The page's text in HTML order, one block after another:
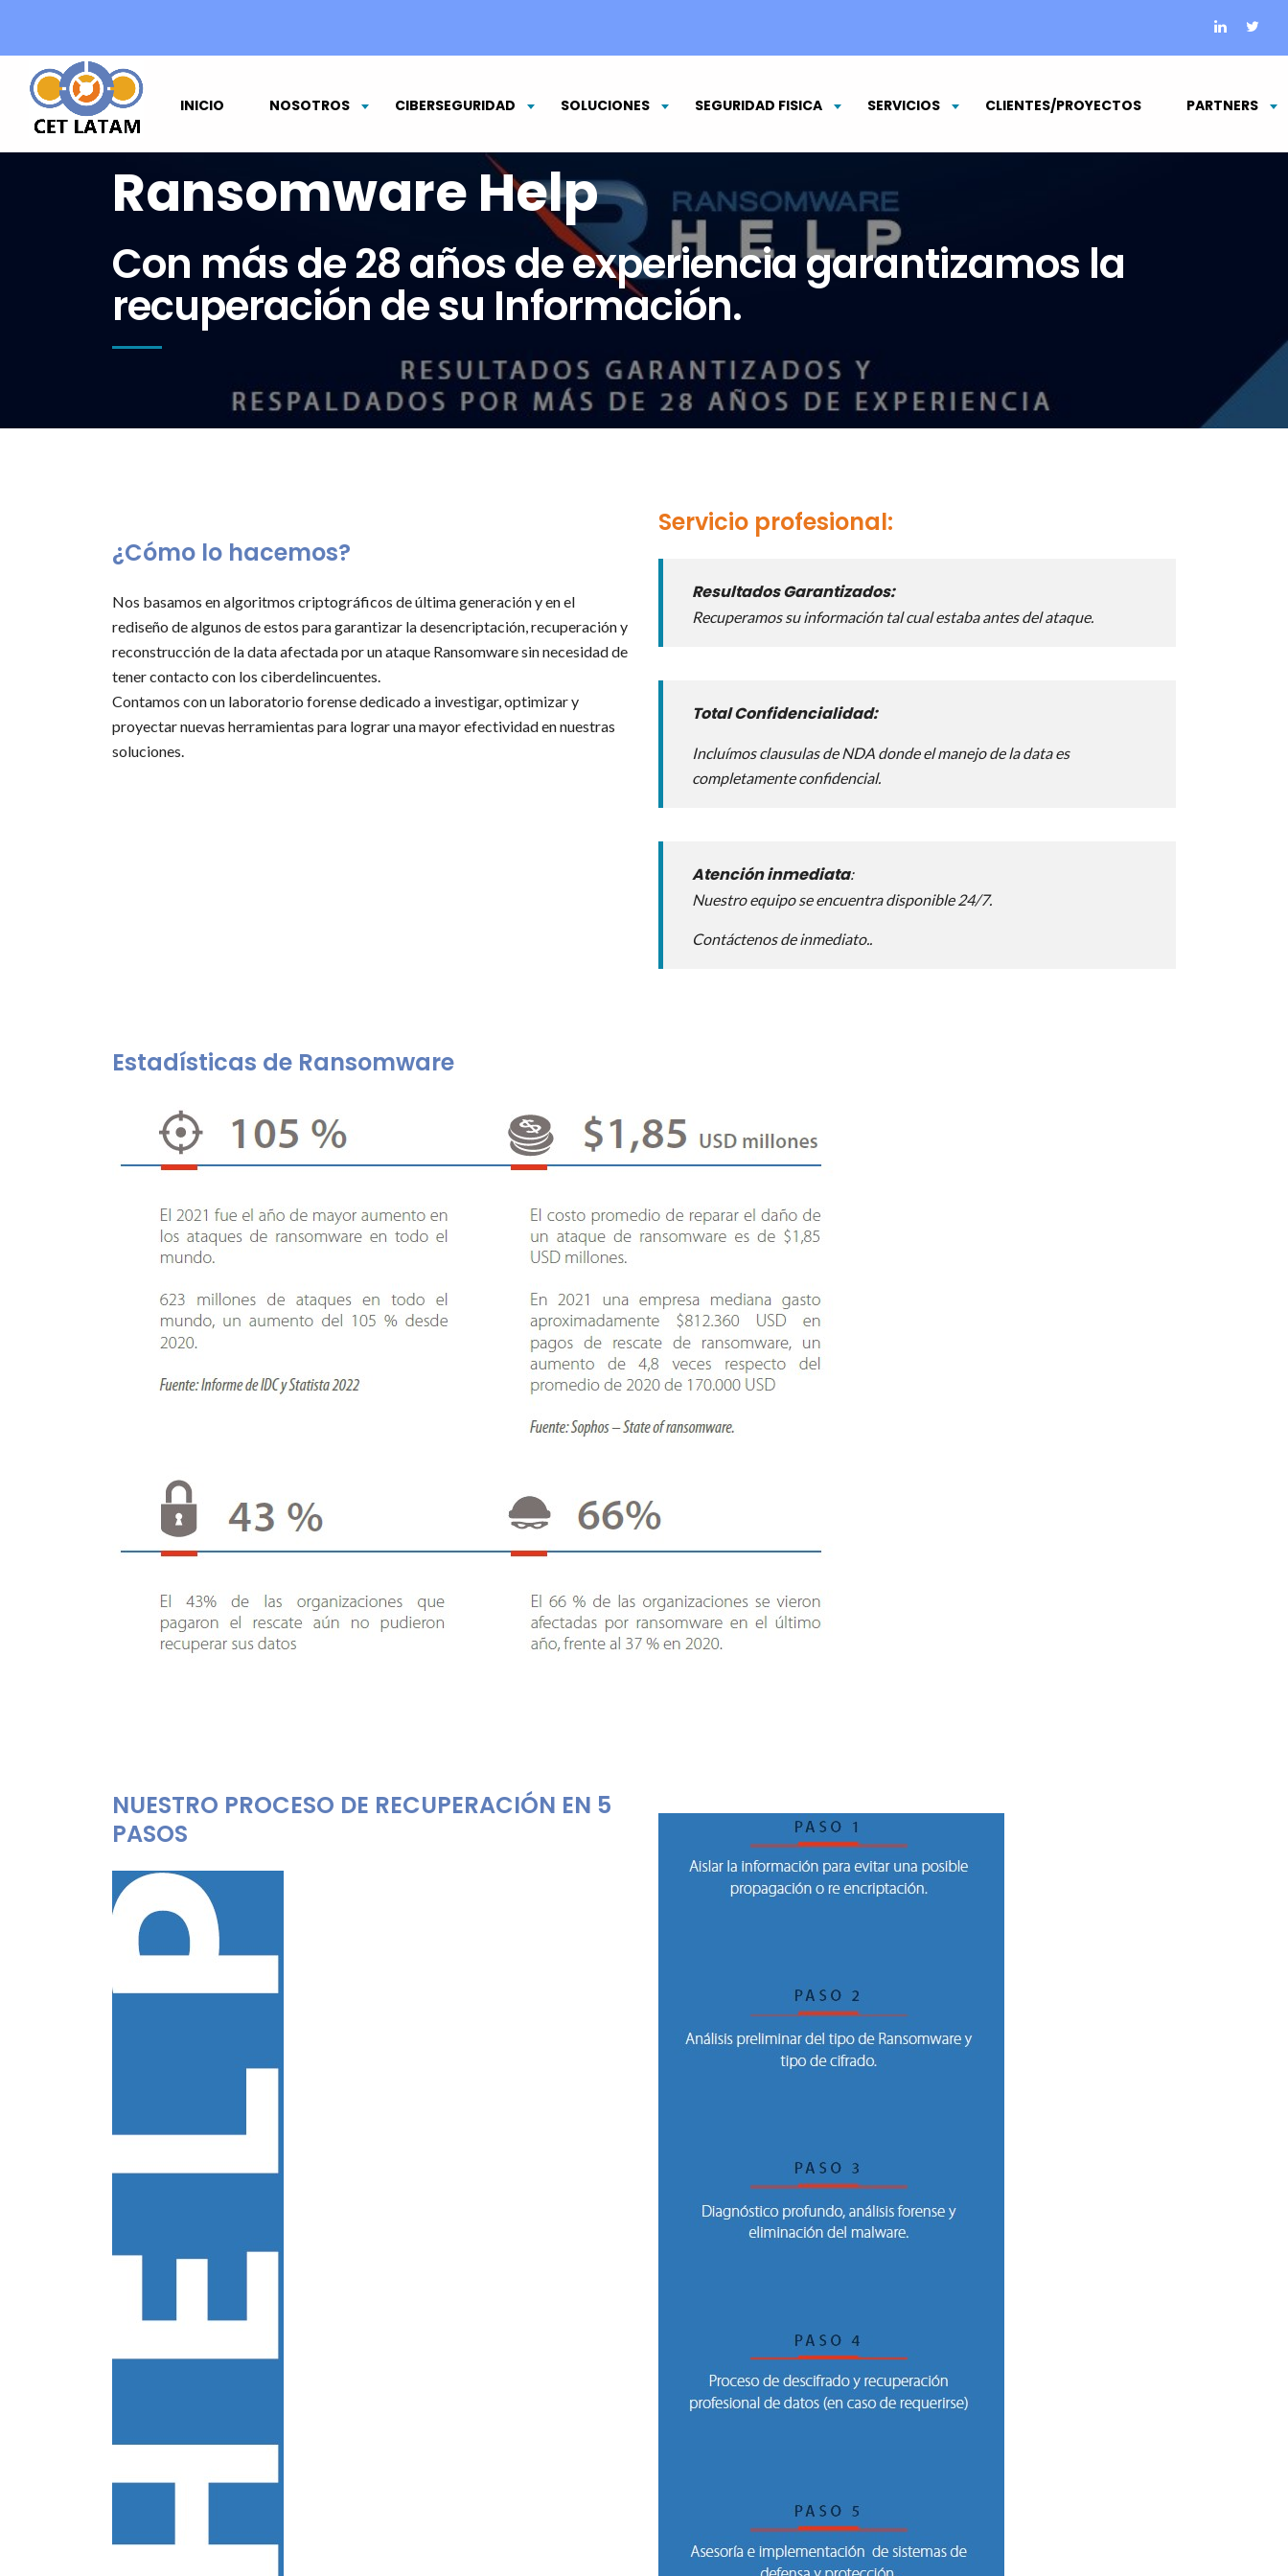
INICIO NOSOTROS CIBERSEGURIDAD SOLUCIONES SEGURIDAD FISICA SERVICIOS CLIENTES/PROYECTOS PARTNERS
Ransomware Help
Con más de 28 años de experiencia garantizamos la
recuperación de su Información.
¿Cómo lo hacemos?
Nos basamos en algoritmos criptográficos de última generación y en el
rediseño de algunos de estos para garantizar la desencriptación, recuperación y
reconstrucción de la data afectada por un ataque Ransomware sin necesidad de
tener contacto con los ciberdelincuentes.
Contamos con un laboratorio forense dedicado a investigar, optimizar y
proyectar nuevas herramientas para lograr una mayor efectividad en nuestras
soluciones.
Servicio profesional:
Resultados Garantizados:
Recuperamos su información tal cual estaba antes del ataque.
Total Confidencialidad:
Incluímos clausulas de NDA donde el manejo de la data es
completamente confidencial.
Atención inmediata:
Nuestro equipo se encuentra disponible 24/7.
Contáctenos de inmediato..
Estadísticas de Ransomware
NUESTRO PROCESO DE RECUPERACIÓN EN 5
PASOS